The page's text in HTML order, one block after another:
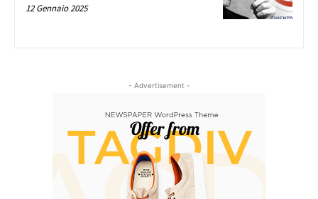
12 Gennaio 2025
- Advertisement -